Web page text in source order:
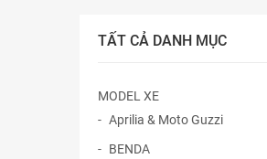
TẤT CẢ DANH MỤC
MODEL XE
Aprilia & Moto Guzzi
BENDA